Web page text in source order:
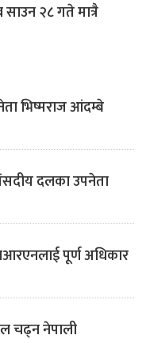
२८ गते मात्रै
भिष्मराज आंदम्बे
दलका उपनेता
पूर्ण अधिकार
चढ्न नेपाली